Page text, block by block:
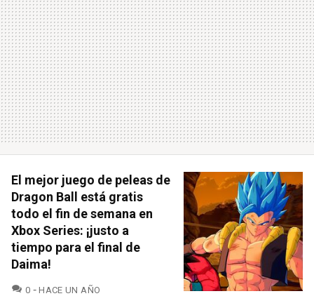
El mejor juego de peleas de
Dragon Ball está gratis
todo el fin de semana en
Xbox Series: ¡justo a
tiempo para el final de
Daima!
0 COMENTARIOS
HACE UN AÑO